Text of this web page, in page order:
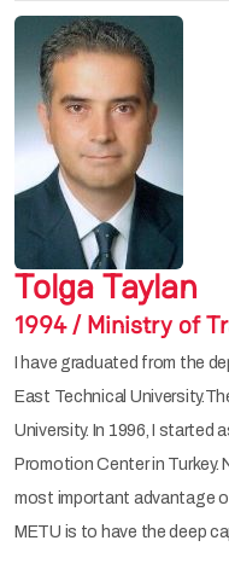
Tolga Taylan
1994 / Ministry of
I have graduated from the
East Technical
University. In 1996, I started
Promotion Center in Turkey.
most important advantage
METU is to have the deep